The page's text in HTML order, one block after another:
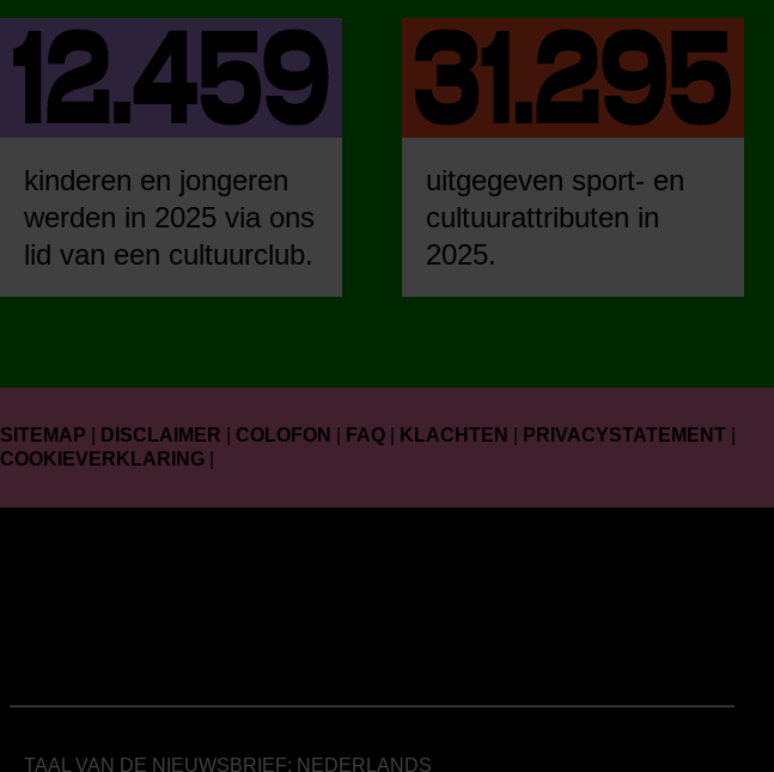
kinderen en jongeren
werden in 2025 via ons
lid van een cultuurclub.
uitgegeven sport- en
cultuurattributen in
2025.
SITEMAP DISCLAIMER COLOFON FAQ KLACHTEN PRIVACYSTATEMENT
COOKIEVERKLARING
TAAL VAN DE NIEUWSBRIEF: NEDERLANDS